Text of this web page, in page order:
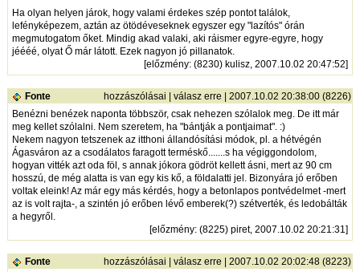
Ha olyan helyen járok, hogy valami érdekes szép pontot találok,
lefényképezem, aztán az ötödéveseknek egyszer egy "lazítós" órán
megmutogatom őket. Mindig akad valaki, aki ráismer egyre-egyre, hogy
jéééé, olyat Ő már látott. Ezek nagyon jó pillanatok.
[előzmény: (8230) kulisz, 2007.10.02 20:47:52]
Fonte hozzászólásai |válasz erre | 2007.10.02 20:38:00 (8226)
Benézni benézek naponta többször, csak nehezen szólalok meg. De itt már
meg kellet szólalni. Nem szeretem, ha "bántják a pontjaimat". :)
Nekem nagyon tetszenek az itthoni állandósítási módok, pl. a hétvégén
Ágasváron az a csodálatos faragott terméskő.......s ha végiggondolom,
hogyan vitték azt oda föl, s annak jókora gödröt kellett ásni, mert az 90 cm
hosszú, de még alatta is van egy kis kő, a földalatti jel. Bizonyára jó erőben
voltak eleink! Az már egy más kérdés, hogy a betonlapos pontvédelmet -mert
az is volt rajta-, a szintén jó erőben lévő emberek(?) szétverték, és ledobálták
a hegyről.
[előzmény: (8225) piret, 2007.10.02 20:21:31]
Fonte hozzászólásai |válasz erre | 2007.10.02 20:02:48 (8223)